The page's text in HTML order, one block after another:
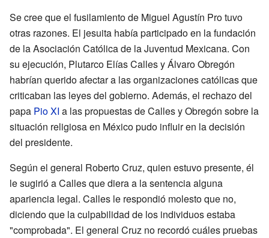
Se cree que el fusilamiento de Miguel Agustín Pro tuvo
otras razones. El jesuita había participado en la fundación
de la Asociación Católica de la Juventud Mexicana. Con
su ejecución, Plutarco Elías Calles y Álvaro Obregón
habrían querido afectar a las organizaciones católicas que
criticaban las leyes del gobierno. Además, el rechazo del
papa Pio XI a las propuestas de Calles y Obregón sobre la
situación religiosa en México pudo influir en la decisión
del presidente.
Según el general Roberto Cruz, quien estuvo presente, él
le sugirió a Calles que diera a la sentencia alguna
apariencia legal. Calles le respondió molesto que no,
diciendo que la culpabilidad de los individuos estaba
"comprobada". El general Cruz no recordó cuáles pruebas